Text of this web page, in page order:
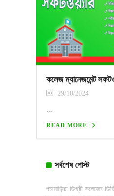
কলেজ ম্যানেজমেন্ট
29/10/2024
...
READ MORE
সর্বশেষ পোস্ট
পচামাড়িয়া ডিগ্রী কলেজের